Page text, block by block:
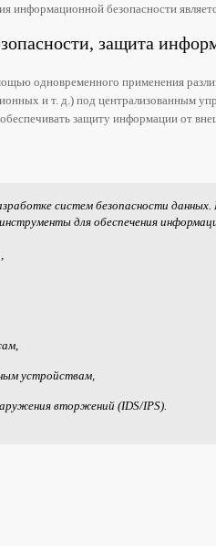
информационной безопасности
защита
одновременного применения
и т. д.) под централизованным
защиту информации от
систем безопасности
для обеспечения
устройствам,
вторжений (IDS/IPS).